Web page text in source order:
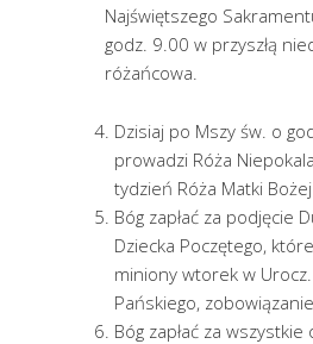
Najświętszego
godz. 9.00 w przyszłą
różańcowa.
Dzisiaj po Mszy św. o
prowadzi Róża
tydzień Róża Matki Bożej
Bóg zapłać za podjęcie
Dziecka Poczętego,
miniony wtorek w
Pańskiego,
Bóg zapłać za